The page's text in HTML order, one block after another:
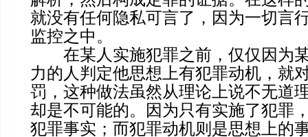
就没有任何隐私可言了，因为一切言
监控之中。
在某人实施犯罪之前，仅仅因为
力的人判定他思想上有犯罪动机，就
罚，这种做法虽然从理论上说不无道
却是不可能的。因为只有实施了犯罪
犯罪事实；而犯罪动机则是思想上的